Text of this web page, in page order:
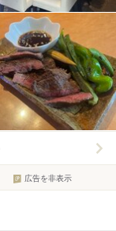
広告を非表示